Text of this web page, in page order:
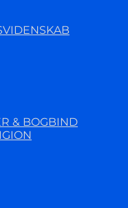
& BOGBIND